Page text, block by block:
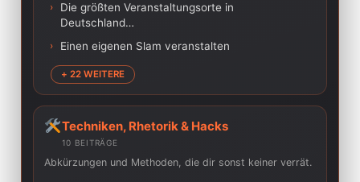
›
Die größten Veranstaltungsorte in
Deutschland…
› Einen eigenen Slam veranstalten
+ 22 WEITERE
Techniken, Rhetorik & Hacks
10 BEITRÄGE
Abkürzungen und Methoden, die dir sonst keiner verrät.